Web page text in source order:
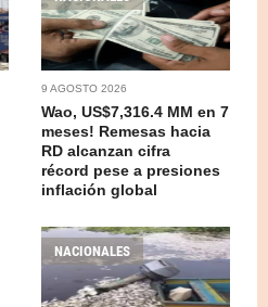
9 AGOSTO 2026
Wao, US$7,316.4 MM en 7
meses! Remesas hacia
RD alcanzan cifra
récord pese a presiones
inflación global
NACIONALES